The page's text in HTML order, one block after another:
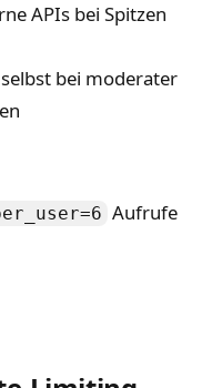
APIs bei Spitzen
bei moderater
Aufrufe